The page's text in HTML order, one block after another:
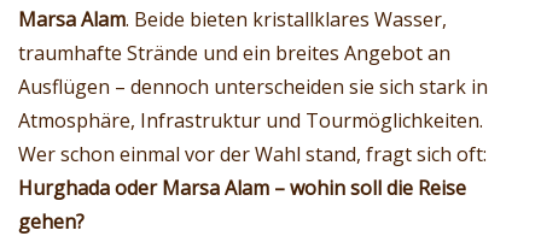
Marsa Alam. Beide bieten kristallklares Wasser,
traumhafte Strände und ein breites Angebot an
Ausflügen – dennoch unterscheiden sie sich stark in
Atmosphäre, Infrastruktur und Tourmöglichkeiten.
Wer schon einmal vor der Wahl stand, fragt sich oft:
Hurghada oder Marsa Alam – wohin soll die Reise
gehen?